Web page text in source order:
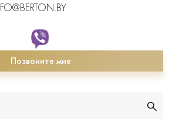
Позвоните мне